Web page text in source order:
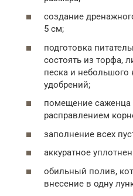
создание
5 см;
подготовка
состоять из торфа,
песка и небольшого
удобрений;
помещение
расправлением
заполнение всех
аккуратное
обильный полив,
внесение в одну